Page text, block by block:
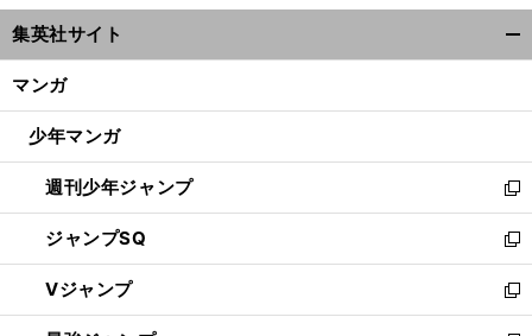
ウ
ィ
ン
ウ
開
く
集英社サイト
マンガ
少年マンガ
週刊少年ジャンプ
新
し
い
ウ
ィ
ン
ジャンプSQ
新
し
い
ウ
Vジャンプ
新
し